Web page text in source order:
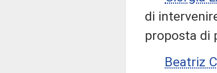
di
proposta di
Beatriz